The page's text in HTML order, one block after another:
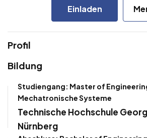
Einladen
Profil
Bildung
Studiengang: Master of
Mechatronische Systeme
Technische Hochschule
Nürnberg